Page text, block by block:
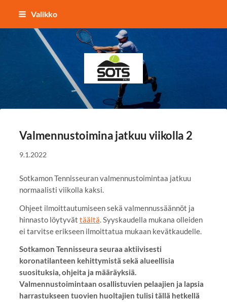
Siirry
sisältöön
Valikko
Sotkamon Tennisseura
Valmennustoimina jatkuu viikolla 2
9.1.2022
Sotkamon Tennisseuran valmennustoimintaa jatkuu
normaalisti viikolla kaksi.
Ohjeet ilmoittautumiseen sekä valmennussäännöt ja
hinnasto löytyvät täältä . Syyskaudella mukana olleiden
ei tarvitse erikseen ilmoittatua mukaan kevätkaudelle.
Sotkamon Tennisseura seuraa aktiivisesti
koronatilanteen kehittymistä sekä alueellisia
suosituksia, ohjeita ja määräyksiä.
Valmennustoimintaan osallistuvien pelaajien ja lapsia
harrastukseen tuovien huoltajien tulisi tällä hetkellä